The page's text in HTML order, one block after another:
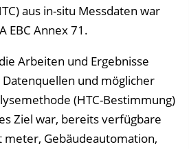
aus in-situ Messdaten war
EBC Annex 71.
Arbeiten und Ergebnisse
und möglicher
(HTC-Bestimmung)
Ziel war, bereits verfügbare
meter, Gebäudeautomation,